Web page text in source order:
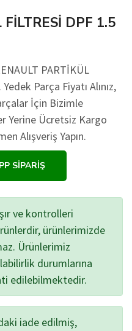
DPF 1.5
PARTİKÜL
Parça Fiyatı Alınız,
İçin Bizimle
Yerine Ücretsiz Kargo
Alışveriş Yapın.
SIPARIŞ
ve kontrolleri
ürünlerimizde
Ürünlerimiz
durumlarına
edilebilmektedir.
iade edilmiş,